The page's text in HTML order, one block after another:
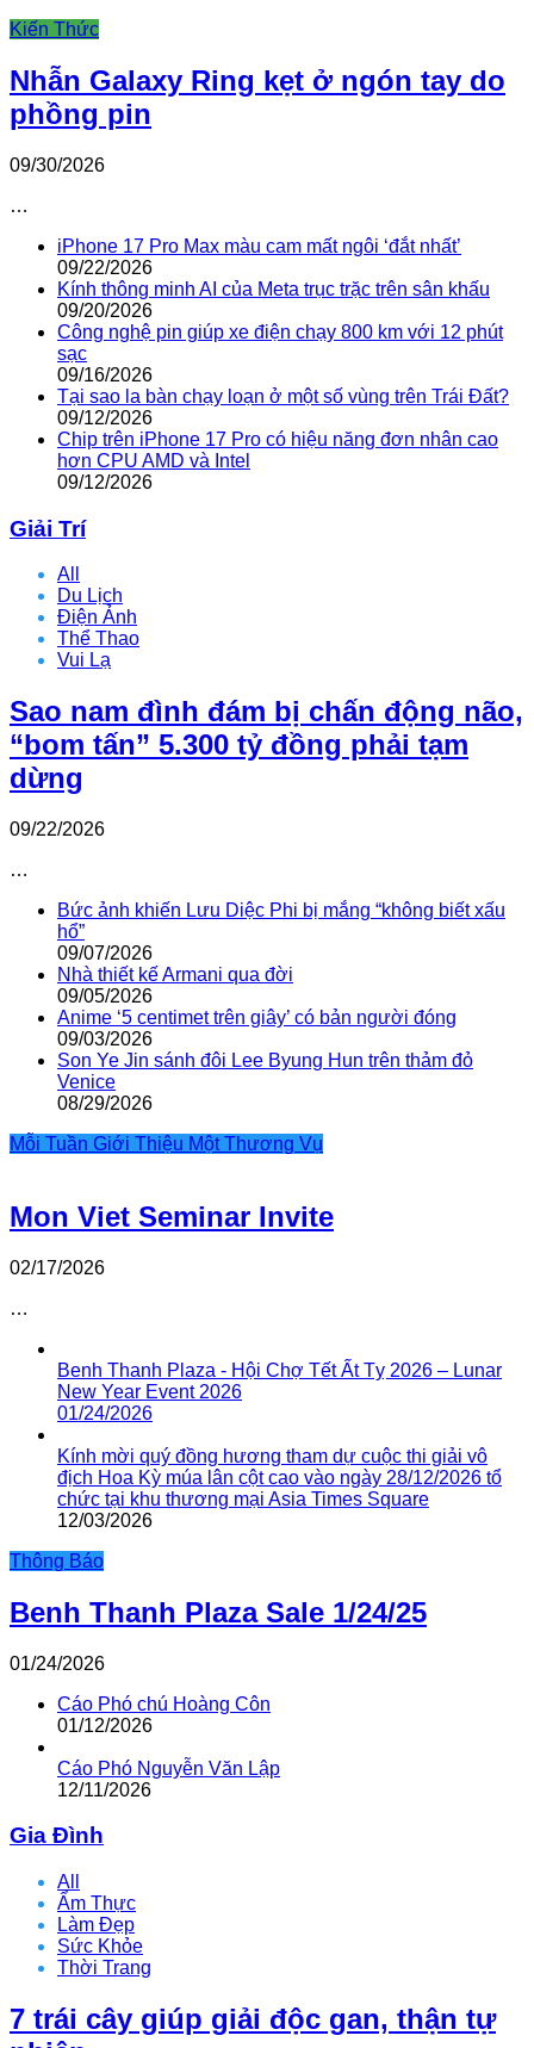
Kiến Thức
Nhẫn Galaxy Ring kẹt ở ngón tay do
phồng pin
09/30/2026
…
iPhone 17 Pro Max màu cam mất ngôi ‘đắt nhất’
09/22/2026
Kính thông minh AI của Meta trục trặc trên sân khấu
09/20/2026
Công nghệ pin giúp xe điện chạy 800 km với 12 phút
sạc
09/16/2026
Tại sao la bàn chạy loạn ở một số vùng trên Trái Đất?
09/12/2026
Chip trên iPhone 17 Pro có hiệu năng đơn nhân cao
hơn CPU AMD và Intel
09/12/2026
Giải Trí
All
Du Lịch
Điện Ảnh
Thể Thao
Vui Lạ
Sao nam đình đám bị chấn động não,
“bom tấn” 5.300 tỷ đồng phải tạm
dừng
09/22/2026
…
Bức ảnh khiến Lưu Diệc Phi bị mắng “không biết xấu
hổ”
09/07/2026
Nhà thiết kế Armani qua đời
09/05/2026
Anime ‘5 centimet trên giây’ có bản người đóng
09/03/2026
Son Ye Jin sánh đôi Lee Byung Hun trên thảm đỏ
Venice
08/29/2026
Mỗi Tuần Giới Thiệu Một Thương Vụ
Mon Viet Seminar Invite
02/17/2026
…
Benh Thanh Plaza - Hội Chợ Tết Ất Tỵ 2026 – Lunar
New Year Event 2026
01/24/2026
Kính mời quý đồng hương tham dự cuộc thi giải vô
địch Hoa Kỳ múa lân cột cao vào ngày 28/12/2026 tổ
chức tại khu thương mại Asia Times Square
12/03/2026
Thông Báo
Benh Thanh Plaza Sale 1/24/25
01/24/2026
Cáo Phó chú Hoàng Côn
01/12/2026
Cáo Phó Nguyễn Văn Lập
12/11/2026
Gia Đình
All
Ẩm Thực
Làm Đẹp
Sức Khỏe
Thời Trang
7 trái cây giúp giải độc gan, thận tự